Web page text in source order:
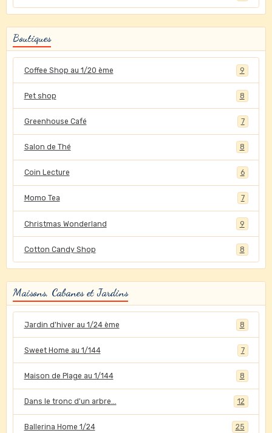
Boutiques
Coffee Shop au 1/20 ème 9
Pet shop 8
Greenhouse Café 7
Salon de Thé 8
Coin Lecture 6
Momo Tea 7
Christmas Wonderland 9
Cotton Candy Shop 8
Maisons, Cabanes et Jardins
Jardin d'hiver au 1/24 ème 8
Sweet Home au 1/144 7
Maison de Plage au 1/144 8
Dans le tronc d'un arbre... 12
Ballerina Home 1/24 25